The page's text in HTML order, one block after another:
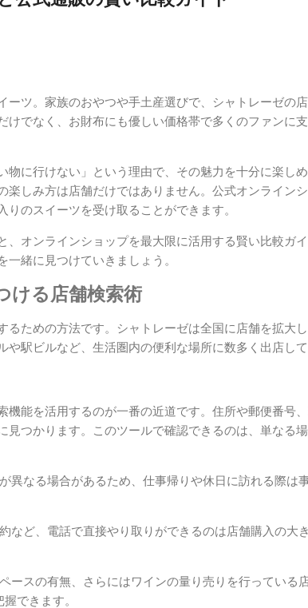
ツ。家族のおやつや手土産選びで、シャトレーゼの
でなく、お財布にも優しい価格帯で多くのファンに
物に行けない」という理由で、その魅力を十分に楽し
しみ方は店舗だけではありません。公式オンライン
のスイーツを受け取ることができます。
、オンラインショップを最大限に活用する賢い比較ガ
緒に見つけていきましょう。
ける店舗検索術
ための方法です。シャトレーゼは全国に店舗を拡大し
駅ビルなど、生活圏内の便利な場所に数多く出店して
能を活用するのが一番の近道です。住所や郵便番号
見つかります。このツールで確認できるのは、単なる
異なる場合があるため、仕事帰りや休日に訪れる際は
など、電話で直接やり取りができるのは店舗購入の大
ースの有無、さらにはワインの量り売りを行っている
できます。